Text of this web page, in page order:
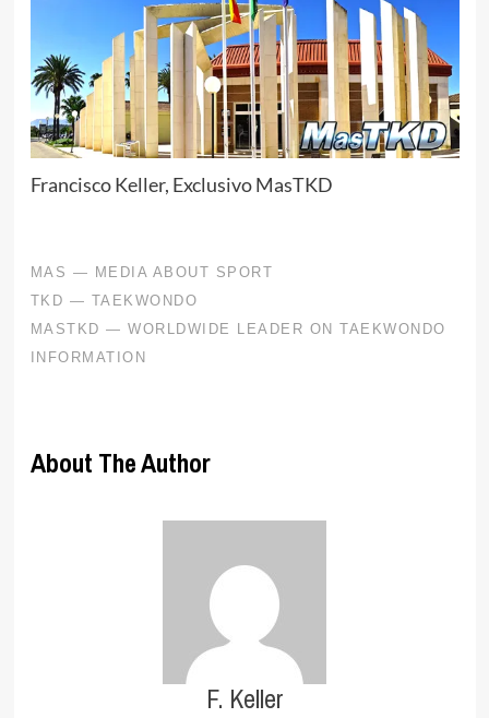
Francisco Keller, Exclusivo MasTKD
About The Author
F. Keller